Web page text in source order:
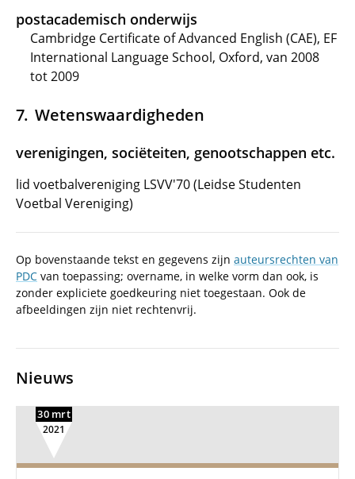
postacademisch onderwijs
Cambridge Certificate of Advanced English (CAE), EF
International Language School, Oxford, van 2008
tot 2009
Wetenswaardigheden
verenigingen, sociëteiten, genootschappen etc.
lid voetbalvereniging LSVV'70 (Leidse Studenten
Voetbal Vereniging)
Op bovenstaande tekst en gegevens zijn auteursrechten van
PDC van toepassing; overname, in welke vorm dan ook, is
zonder expliciete goedkeuring niet toegestaan. Ook de
afbeeldingen zijn niet rechtenvrij.
Nieuws
30 mrt
2021